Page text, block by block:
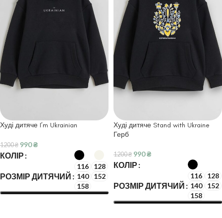
Худі дитяче I’m Ukrainian
1200₴ 990₴
КОЛІР
РОЗМІР ДИТЯЧИЙ
116
128
140
152
158
Худі дитяче Stand with Ukraine
Герб
1200₴ 990₴
КОЛІР
РОЗМІР ДИТЯЧИЙ
116
128
140
152
158